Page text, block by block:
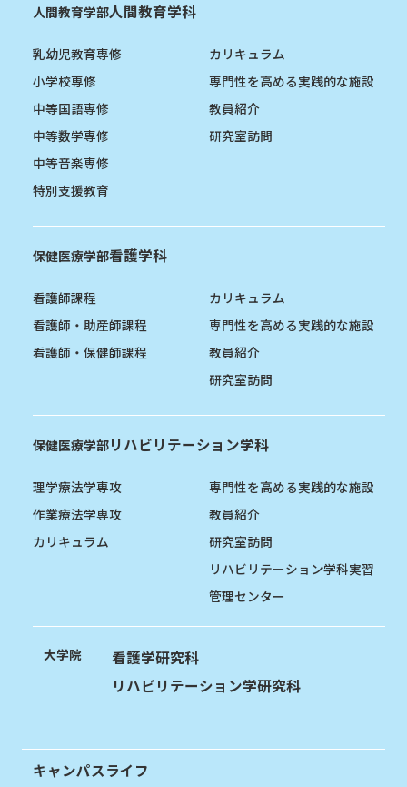
人間教育学部人間教育学科
乳幼児教育専修
小学校専修
中等国語専修
中等数学専修
中等音楽専修
特別支援教育
カリキュラム
専門性を高める実践的な施設
教員紹介
研究室訪問
保健医療学部看護学科
看護師課程
看護師・助産師課程
看護師・保健師課程
カリキュラム
専門性を高める実践的な施設
教員紹介
研究室訪問
保健医療学部リハビリテーション学科
理学療法学専攻
作業療法学専攻
カリキュラム
専門性を高める実践的な施設
教員紹介
研究室訪問
リハビリテーション学科実習
管理センター
大学院
看護学研究科
リハビリテーション学研究科
キャンパスライフ